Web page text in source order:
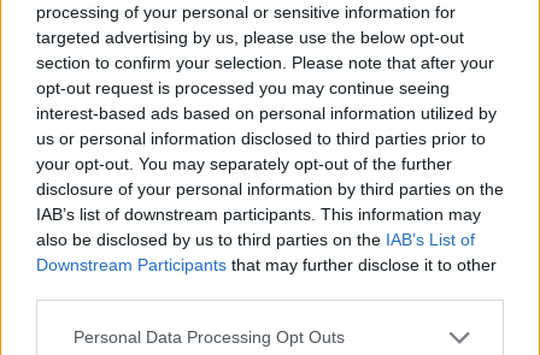
processing of your personal or sensitive information for
targeted advertising by us, please use the below opt-out
section to confirm your selection. Please note that after your
opt-out request is processed you may continue seeing
interest-based ads based on personal information utilized by
us or personal information disclosed to third parties prior to
your opt-out. You may separately opt-out of the further
disclosure of your personal information by third parties on the
IAB’s list of downstream participants. This information may
also be disclosed by us to third parties on the IAB’s List of
Downstream Participants that may further disclose it to other
Please note that this website/app uses one or more Google
Personal Data Processing Opt Outs
Analisi dettagliata delle stime finanziarie e dei risultati di Enel
nel 2026
Edoardo Vitali · 6 Ago 2026